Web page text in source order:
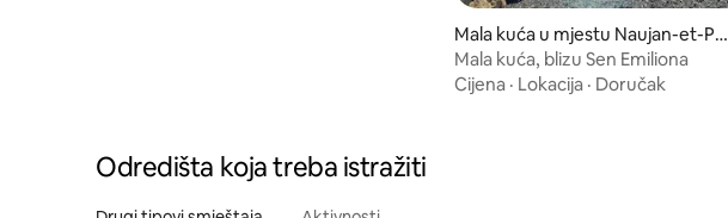
Mala kuća u mjestu Naujan-et-Pos
tiac
Mala kuća, blizu Sen Emiliona
Cijena · Lokacija · Doručak
Odredišta koja treba istražiti